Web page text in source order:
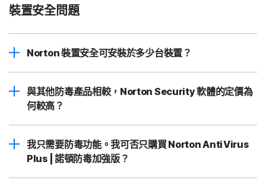
裝置安全問題
Norton 裝置安全可安裝於多少台裝置？
與其他防毒產品相較，Norton Security 軟體的定價為
何較高？
我只需要防毒功能。我可否只購買 Norton AntiVirus
Plus | 諾頓防毒加強版？